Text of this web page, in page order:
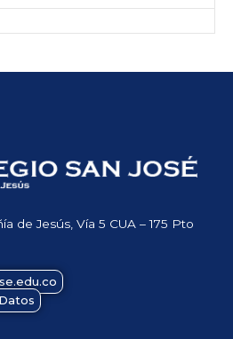
de Jesús, Vía 5 CUA – 175 Pto